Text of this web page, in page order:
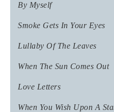
By Myself
Smoke Gets In Your Eyes
Lullaby Of The Leaves
When The Sun Comes Out
Love Letters
When You Wish Upon A